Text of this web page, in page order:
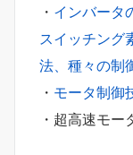
・ インバータ
スイッチング
法、種々の制
・ モータ制御
・超高速モー